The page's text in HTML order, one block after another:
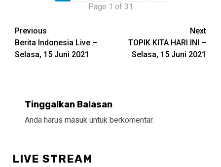
Page 1 of 31
Continue
Reading
Previous
Berita Indonesia Live –
Selasa, 15 Juni 2021
Next
TOPIK KITA HARI INI –
Selasa, 15 Juni 2021
Tinggalkan Balasan
Anda harus masuk untuk berkomentar.
LIVE STREAM